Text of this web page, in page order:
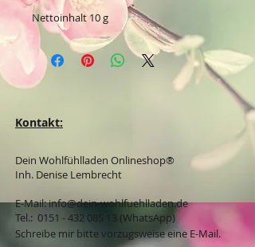
Nettoinhalt 10 g
Kontakt:
Dein Wohlfühlladen Onlineshop®
Inh. Denise Lembrecht
E-Mail:info@dein-wohlfuehlladen.de
​​​​​​​​​​​​​​​​​​​​Tel.: 0151 - 432 085 13 (WhatsApp)
Schreibe mir bitte vorzugsweise eine E-Mail.